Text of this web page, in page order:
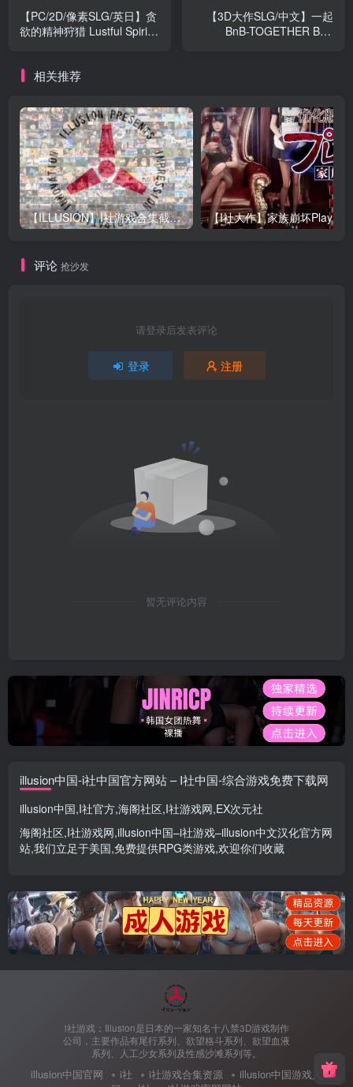
【PC/2D/像素SLG/英日】贪
欲的精神狩猎 Lustful Spirit
【3D大作SLG/中文】一起
BnB-TOGETHER BnB
相关推荐
【ILLUSION】I社游戏合集截至2025 无修正汉化硬盘纯净版手慢无[微云/OD]
评论 抢沙发
请登录后发表评论
登录 注册
暂无评论内容
illusion中国-i社中国官方网站 – I社中国-综合游戏免费下载网
illusion中国,I社官方,海阁社区,I社游戏网,EX次元社
海阁社区,I社游戏网,illusion中国–i社游戏–illusion中文汉化官方网
站,我们立足于美国,免费提供RPG类游戏,欢迎你们收藏
i社游戏：Illusion是日本的一家知名十八禁3D游戏制作
公司，主要作品有尾行系列、欲望格斗系列、欲望血液
系列、人工少女系列及性感沙滩系列等。
illusion中国官网 i社 i社游戏合集资源
illusion中国游戏入